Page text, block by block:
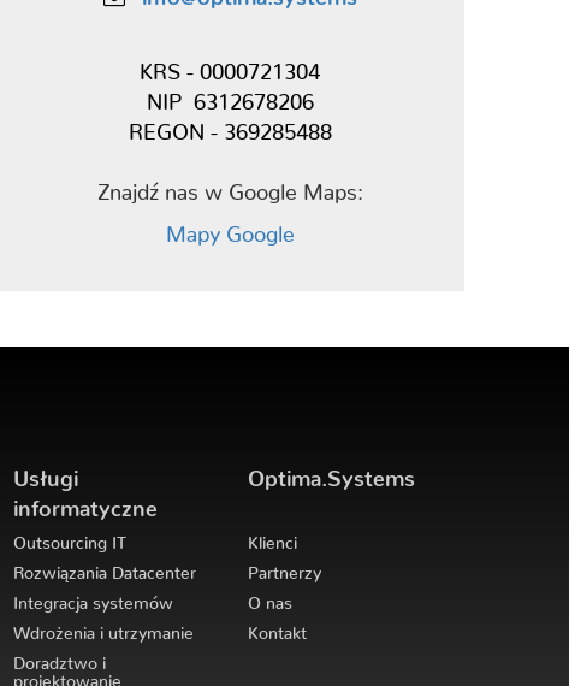
KRS - 0000721304
NIP 6312678206
REGON - 369285488
Znajdź nas w Google Maps:
Mapy Google
Usługi
informatyczne
Outsourcing IT
Rozwiązania Datacenter
Integracja systemów
Wdrożenia i utrzymanie
Doradztwo i
projektowanie
Optima.Systems
Klienci
Partnerzy
O nas
Kontakt